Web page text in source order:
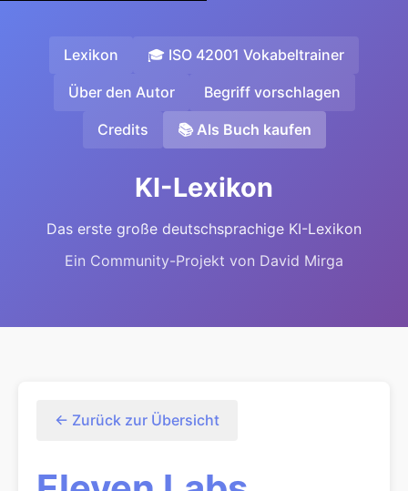
Lexikon 🎓 ISO 42001 Vokabeltrainer
Über den Autor Begriff vorschlagen
Credits 📚 Als Buch kaufen
KI-Lexikon
Das erste große deutschsprachige KI-Lexikon
Ein Community-Projekt von David Mirga
← Zurück zur Übersicht